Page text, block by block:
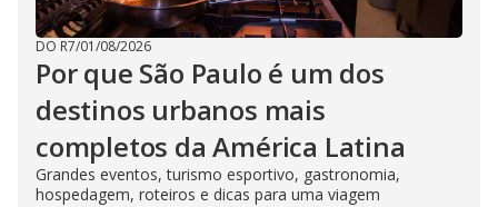
DO R7/01/08/2026
Por que São Paulo é um dos
destinos urbanos mais
completos da América Latina
Grandes eventos, turismo esportivo, gastronomia,
hospedagem, roteiros e dicas para uma viagem